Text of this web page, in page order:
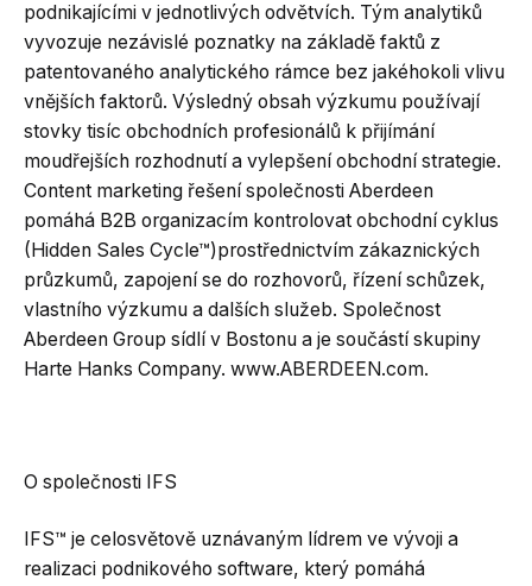
podnikajícími v jednotlivých odvětvích. Tým analytiků
vyvozuje nezávislé poznatky na základě faktů z
patentovaného analytického rámce bez jakéhokoli vlivu
vnějších faktorů. Výsledný obsah výzkumu používají
stovky tisíc obchodních profesionálů k přijímání
moudřejších rozhodnutí a vylepšení obchodní strategie.
Content marketing řešení společnosti Aberdeen
pomáhá B2B organizacím kontrolovat obchodní cyklus
(Hidden Sales Cycle™)prostřednictvím zákaznických
průzkumů, zapojení se do rozhovorů, řízení schůzek,
vlastního výzkumu a dalších služeb. Společnost
Aberdeen Group sídlí v Bostonu a je součástí skupiny
Harte Hanks Company. www.ABERDEEN.com.
O společnosti IFS
IFS™ je celosvětově uznávaným lídrem ve vývoji a
realizaci podnikového software, který pomáhá